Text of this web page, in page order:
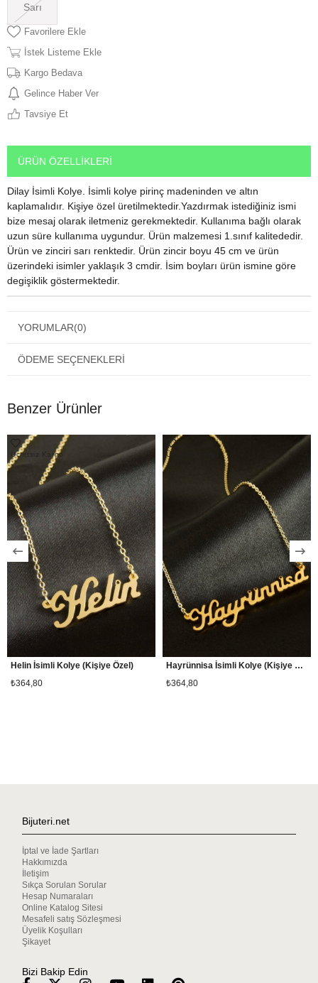
Sarı
Favorilere Ekle
İstek Listeme Ekle
Kargo Bedava
Gelince Haber Ver
Tavsiye Et
ÜRÜN ÖZELLIKLERI
Dilay İsimli Kolye. İsimli kolye pirinç madeninden ve altın
kaplamalıdır. Kişiye özel üretilmektedir.Yazdırmak istediğiniz ismi
bize mesaj olarak iletmeniz gerekmektedir. Kullanıma bağlı olarak
uzun süre kullanıma uygundur. Ürün malzemesi 1.sınıf kalitededir.
Ürün ve zinciri sarı renktedir. Ürün zincir boyu 45 cm ve ürün
üzerindeki isimler yaklaşık 3 cmdir. İsim boyları ürün ismine göre
degişiklik göstermektedir.
YORUMLAR(0)
ÖDEME SEÇENEKLERI
Benzer Ürünler
Helin İsimli Kolye (Kişiye Özel)
₺364,80
Ücretsiz Kargo
Hayrünnisa İsimli Kolye (Kişiye Özel)
₺364,80
Ücretsiz Kargo
Bijuteri.net
İptal ve İade Şartları
Hakkımızda
İletişim
Sıkça Sorulan Sorular
Hesap Numaraları
Online Katalog Sitesi
Mesafeli satış Sözleşmesi
Üyelik Koşulları
Şikayet
Bizi Bakip Edin